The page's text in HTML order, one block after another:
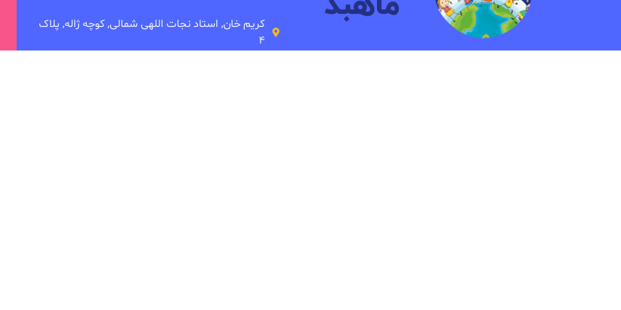
کریم خان, استاد نجات اللهی شمالی, کوچه ژاله, پلاک
۴